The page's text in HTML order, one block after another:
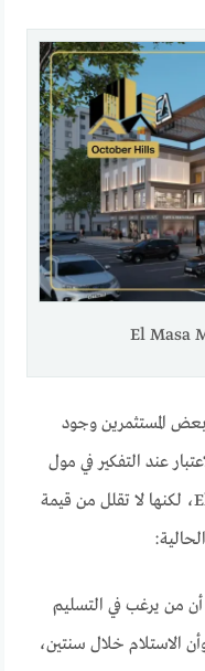
El Masa
المستثمرين وجود
عند التفكير في مول
الماسة El Masa Mall October Gardens، لكنها لا تقلل من قيمة
أن من يرغب في التسليم
الاستلام خلال سنتين،